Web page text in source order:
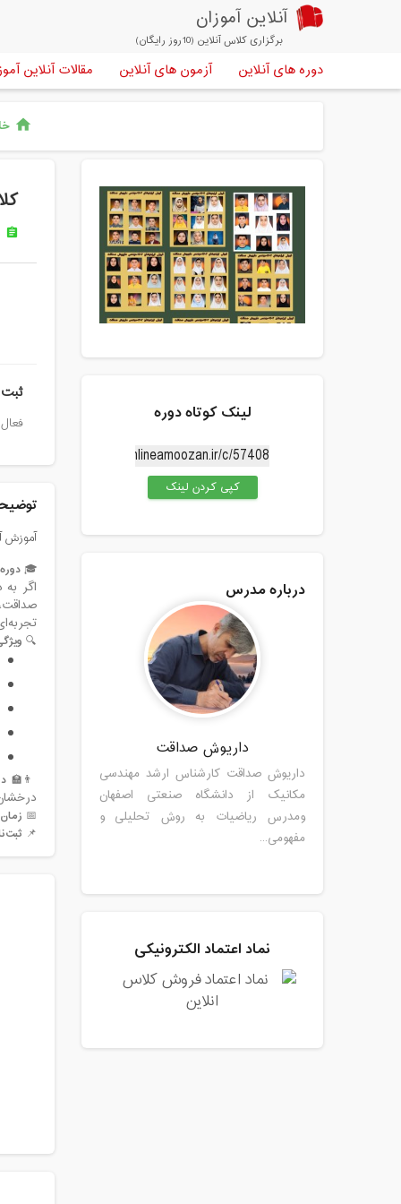
آنلاین آموزان
برگزاری کلاس آنلاین (10روز رایگان)
دوره های آنلاین آزمون های آنلاین مقالات آنلاین
home
assignment
آموزش
🎓
اگر
🔍
👨‍🏫
📅
📌
لینک کوتاه دوره
کپی کردن لینک
درباره مدرس
داریوش صداقت
داریوش صداقت کارشناس ارشد مهندسی
مکانیک از دانشگاه صنعتی اصفهان
ومدرس ریاضیات به روش تحلیلی و
مفهومی...
نماد اعتماد الکترونیکی